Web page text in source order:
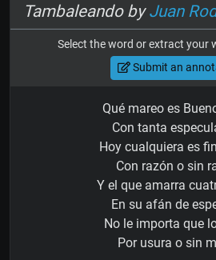
Tambaleando byJuan
Select the word or extract your
Submit an
Qué mareo es
Con tanta
Hoy cualquiera es
Con razón o sin
Y el que amarra
En su afán de
No le importa que
Por usura o sin